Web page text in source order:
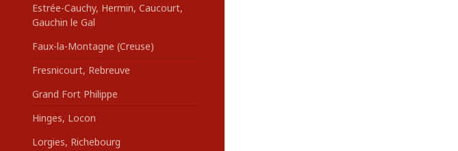
Estrée-Cauchy, Hermin, Caucourt,
Gauchin le Gal
Faux-la-Montagne (Creuse)
Fresnicourt, Rebreuve
Grand Fort Philippe
Hinges, Locon
Lorgies, Richebourg